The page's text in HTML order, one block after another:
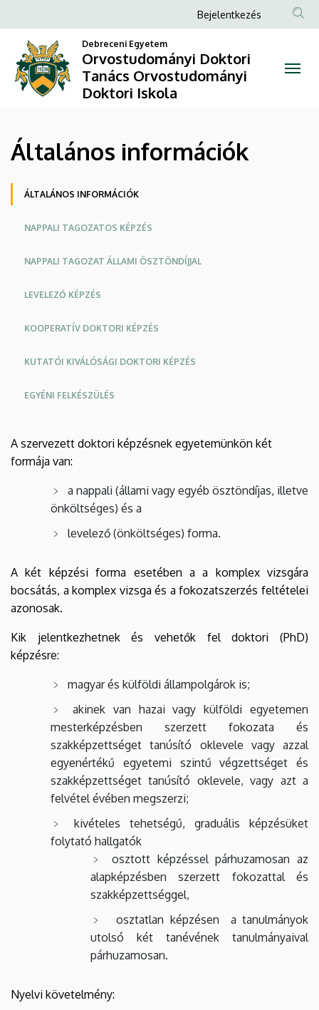
információk
Orvostudományi
Doktori
Tanács
Orvostudományi
Doktori
a
tartalomra
Anonim
fiók
menüje
Bejelentkezés
Debreceni Egyetem
Orvostudományi Doktori
Tanács Orvostudományi
Doktori Iskola
Általános információk
Oldalmenü
ÁLTALÁNOS INFORMÁCIÓK
NAPPALI TAGOZATOS KÉPZÉS
NAPPALI TAGOZAT ÁLLAMI ÖSZTÖNDÍJJAL
LEVELEZŐ KÉPZÉS
KOOPERATÍV DOKTORI KÉPZÉS
KUTATÓI KIVÁLÓSÁGI DOKTORI KÉPZÉS
EGYÉNI FELKÉSZÜLÉS
A szervezett doktori képzésnek egyetemünkön két
formája van:
a nappali (állami vagy egyéb ösztöndíjas, illetve
önköltséges) és a
levelező (önköltséges) forma.
A két képzési forma esetében a a komplex vizsgára
bocsátás, a komplex vizsga és a fokozatszerzés feltételei
azonosak.
Kik jelentkezhetnek és vehetők fel doktori (PhD)
képzésre:
magyar és külföldi állampolgárok is;
akinek van hazai vagy külföldi egyetemen
mesterképzésben szerzett fokozata és
szakképzettséget tanúsító oklevele vagy azzal
egyenértékű egyetemi szintű végzettséget és
szakképzettséget tanúsító oklevele, vagy azt a
felvétel évében megszerzi;
kivételes tehetségű, graduális képzésüket
folytató hallgatók
osztott képzéssel párhuzamosan az
alapképzésben szerzett fokozattal és
szakképzettséggel,
osztatlan képzésen a tanulmányok
utolsó két tanévének tanulmányaival
párhuzamosan.
Nyelvi követelmény: